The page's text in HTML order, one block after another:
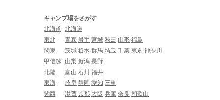
キャンプ場をさがす
北海道 北海道
東北
青森 岩手 宮城 秋田 山形 福島
関東
茨城 栃木 群馬 埼玉 千葉 東京 神奈川
甲信越
山梨 新潟 長野
北陸
富山 石川 福井
東海
岐阜 静岡 愛知 三重
関西
滋賀 京都 大阪 兵庫 奈良 和歌山